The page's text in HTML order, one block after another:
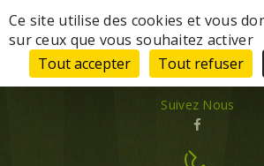
Panneau de gestion des cookies
Ce site utilise des cookies et vous
sur ceux que vous souhaitez activer
Tout accepter
Tout refuser
Suivez Nous